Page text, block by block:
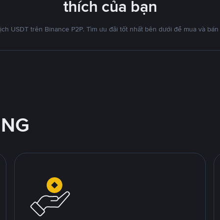
thích của bạn
USDT trên Binance P2P. Tìm ưu đãi tốt nhất bên dưới để mua và